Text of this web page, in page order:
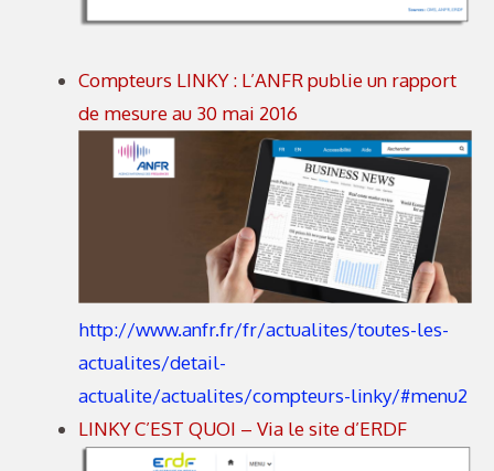
Compteurs LINKY : L’ANFR publie un rapport
de mesure au 30 mai 2016
http://www.anfr.fr/fr/actualites/toutes-les-
actualites/detail-
actualite/actualites/compteurs-linky/#menu2
LINKY C’EST QUOI – Via le site d’ERDF